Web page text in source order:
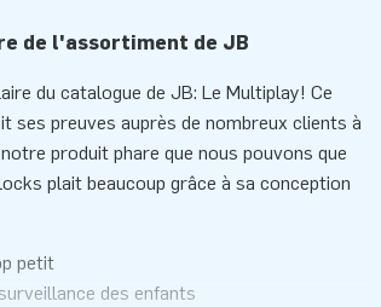
de l'assortiment de JB
du catalogue de JB: Le Multiplay! Ce
ses preuves auprès de nombreux clients à
produit phare que nous pouvons que
plait beaucoup grâce à sa conception
petit
des enfants